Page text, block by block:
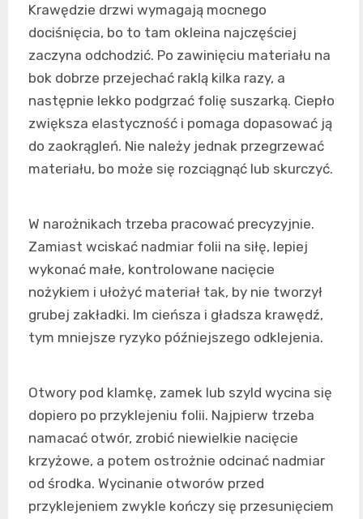
Krawędzie drzwi wymagają mocnego
dociśnięcia, bo to tam okleina najczęściej
zaczyna odchodzić. Po zawinięciu materiału na
bok dobrze przejechać raklą kilka razy, a
następnie lekko podgrzać folię suszarką. Ciepło
zwiększa elastyczność i pomaga dopasować ją
do zaokrągleń. Nie należy jednak przegrzewać
materiału, bo może się rozciągnąć lub skurczyć.
W narożnikach trzeba pracować precyzyjnie.
Zamiast wciskać nadmiar folii na siłę, lepiej
wykonać małe, kontrolowane nacięcie
nożykiem i ułożyć materiał tak, by nie tworzył
grubej zakładki. Im cieńsza i gładsza krawędź,
tym mniejsze ryzyko późniejszego odklejenia.
Otwory pod klamkę, zamek lub szyld wycina się
dopiero po przyklejeniu folii. Najpierw trzeba
namacać otwór, zrobić niewielkie nacięcie
krzyżowe, a potem ostrożnie odcinać nadmiar
od środka. Wycinanie otworów przed
przyklejeniem zwykle kończy się przesunięciem